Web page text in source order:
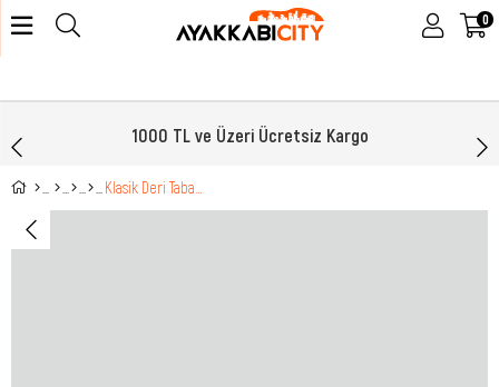
0
1000 TL ve Üzeri Ücretsiz Kargo